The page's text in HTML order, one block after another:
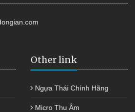
Other link
Ngựa Thái Chính Hãng
Micro Thu Âm